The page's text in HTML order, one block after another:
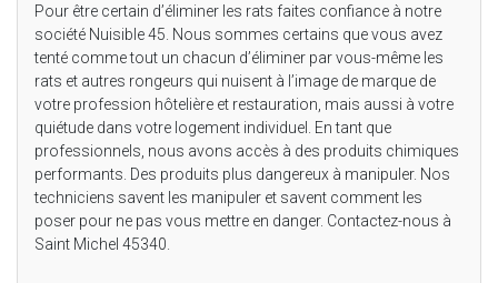
Pour être certain d’éliminer les rats faites confiance à notre
société Nuisible 45. Nous sommes certains que vous avez
tenté comme tout un chacun d’éliminer par vous-même les
rats et autres rongeurs qui nuisent à l’image de marque de
votre profession hôtelière et restauration, mais aussi à votre
quiétude dans votre logement individuel. En tant que
professionnels, nous avons accès à des produits chimiques
performants. Des produits plus dangereux à manipuler. Nos
techniciens savent les manipuler et savent comment les
poser pour ne pas vous mettre en danger. Contactez-nous à
Saint Michel 45340.